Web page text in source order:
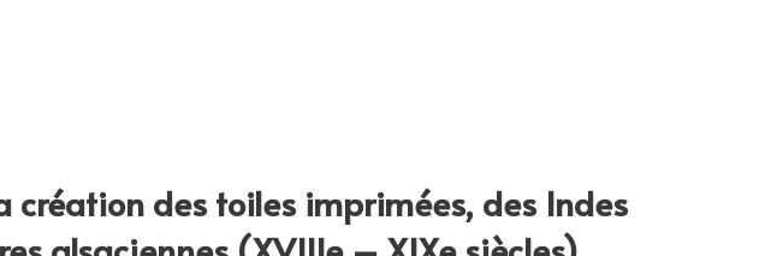
création des toiles imprimées, des Indes